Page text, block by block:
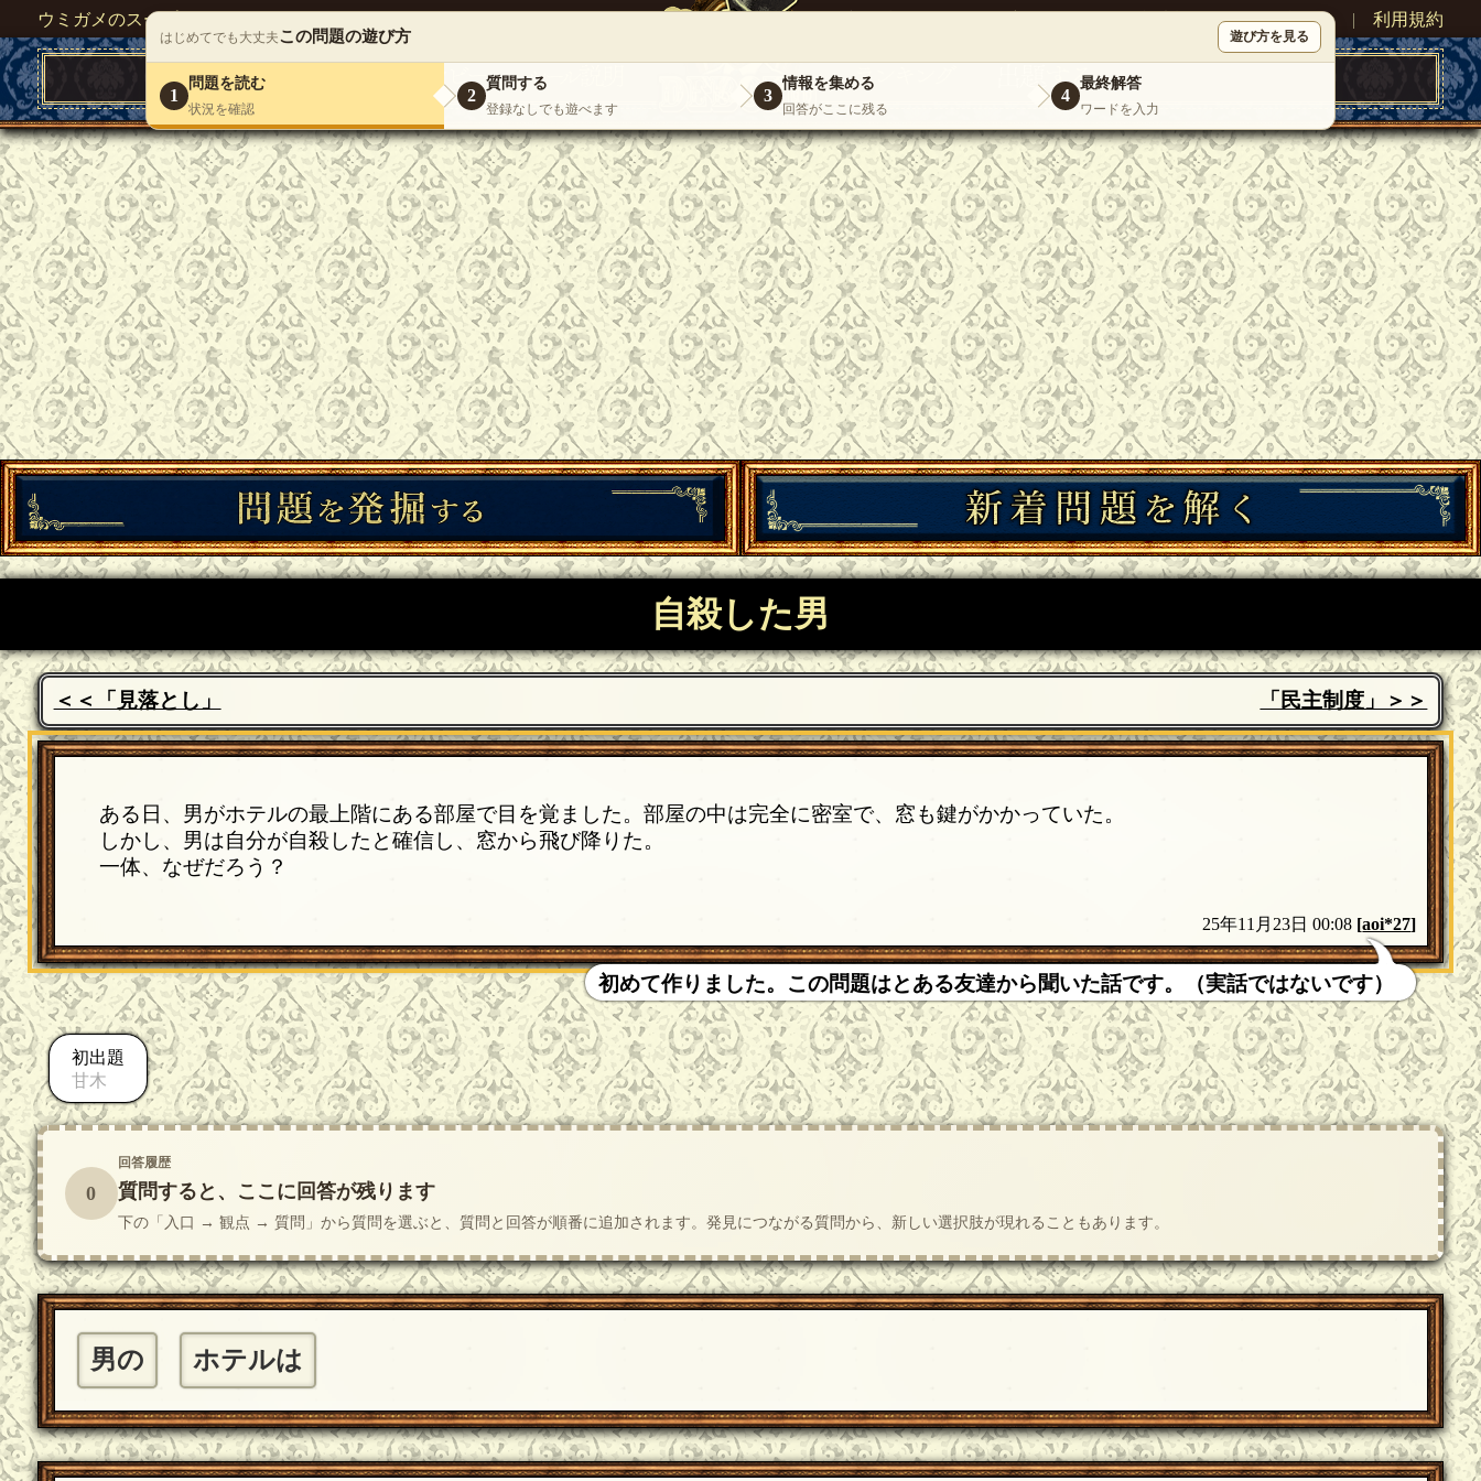
ウミガメのスープが１人で遊べる『 DEBONO（デボノ）』 |お問い合わせ|利用規約
自殺した男
＜＜「見落とし」 「民主制度」＞＞
はじめてでも大丈夫この問題の遊び方 遊び方を見る
1
問題を読む
状況を確認
2
質問する
登録なしでも遊べます
3
情報を集める
回答がここに残る
4
最終解答
ワードを入力
ある日、男がホテルの最上階にある部屋で目を覚ました。部屋の中は完全に密室で、窓も鍵がかかっていた。
しかし、男は自分が自殺したと確信し、窓から飛び降りた。
一体、なぜだろう？
25年11月23日 00:08 [aoi*27]
初めて作りました。この問題はとある友達から聞いた話です。（実話ではないです）
初出題
甘木
0
回答履歴
質問すると、ここに回答が残ります
下の「入口 → 観点 → 質問」から質問を選ぶと、質問と回答が順番に追加されます。発見につながる質問から、新しい選択肢が現れることもあります。
男の ホテルは